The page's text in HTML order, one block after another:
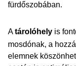
fürdőszobában.
Atárolóhely is
mosdónak, a
elemnek